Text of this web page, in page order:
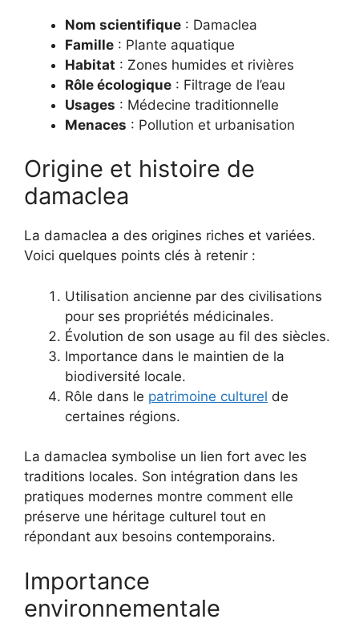
Nom scientifique : Damaclea
Famille : Plante aquatique
Habitat : Zones humides et rivières
Rôle écologique : Filtrage de l’eau
Usages : Médecine traditionnelle
Menaces : Pollution et urbanisation
Origine et histoire de
damaclea
La damaclea a des origines riches et variées.
Voici quelques points clés à retenir :
Utilisation ancienne par des civilisations
pour ses propriétés médicinales.
Évolution de son usage au fil des siècles.
Importance dans le maintien de la
biodiversité locale.
Rôle dans le patrimoine culturel de
certaines régions.
La damaclea symbolise un lien fort avec les
traditions locales. Son intégration dans les
pratiques modernes montre comment elle
préserve une héritage culturel tout en
répondant aux besoins contemporains.
Importance
environnementale